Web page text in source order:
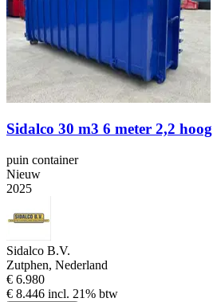
Sidalco 30 m3 6 meter 2,2 hoog
puin container
Nieuw
2025
Sidalco B.V.
Zutphen, Nederland
€ 6.980
€ 8.446 incl. 21% btw